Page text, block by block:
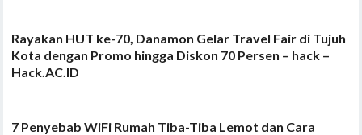
Rayakan HUT ke-70, Danamon Gelar Travel Fair di Tujuh
Kota dengan Promo hingga Diskon 70 Persen – hack –
Hack.AC.ID
7 Penyebab WiFi Rumah Tiba-Tiba Lemot dan Cara